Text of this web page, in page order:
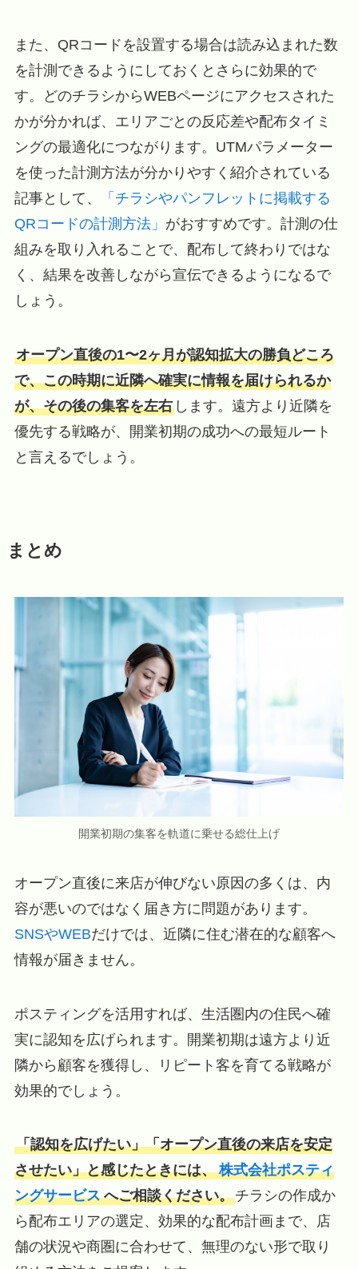
また、QRコードを設置する場合は読み込まれた数
を計測できるようにしておくとさらに効果的で
す。どのチラシからWEBページにアクセスされた
かが分かれば、エリアごとの反応差や配布タイミ
ングの最適化につながります。UTMパラメーター
を使った計測方法が分かりやすく紹介されている
記事として、
「チラシやパンフレットに掲載する
QRコードの計測方法」 がおすすめです。計測の仕
組みを取り入れることで、配布して終わりではな
く、結果を改善しながら宣伝できるようになるで
しょう。
オープン直後の1〜2ヶ月が認知拡大の勝負どころ
で、この時期に近隣へ確実に情報を届けられるか
が、その後の集客を左右します。遠方より近隣を
優先する戦略が、開業初期の成功への最短ルート
と言えるでしょう。
まとめ
開業初期の集客を軌道に乗せる総仕上げ
オープン直後に来店が伸びない原因の多くは、内
容が悪いのではなく届き方に問題があります。
SNSやWEBだけでは、近隣に住む潜在的な顧客へ
情報が届きません。
ポスティングを活用すれば、生活圏内の住民へ確
実に認知を広げられます。開業初期は遠方より近
隣から顧客を獲得し、リピート客を育てる戦略が
効果的でしょう。
「認知を広げたい」「オープン直後の来店を安定
させたい」と感じたときには、 株式会社ポスティ
ングサービス へご相談ください。チラシの作成か
ら配布エリアの選定、効果的な配布計画まで、店
舗の状況や商圏に合わせて、無理のない形で取り